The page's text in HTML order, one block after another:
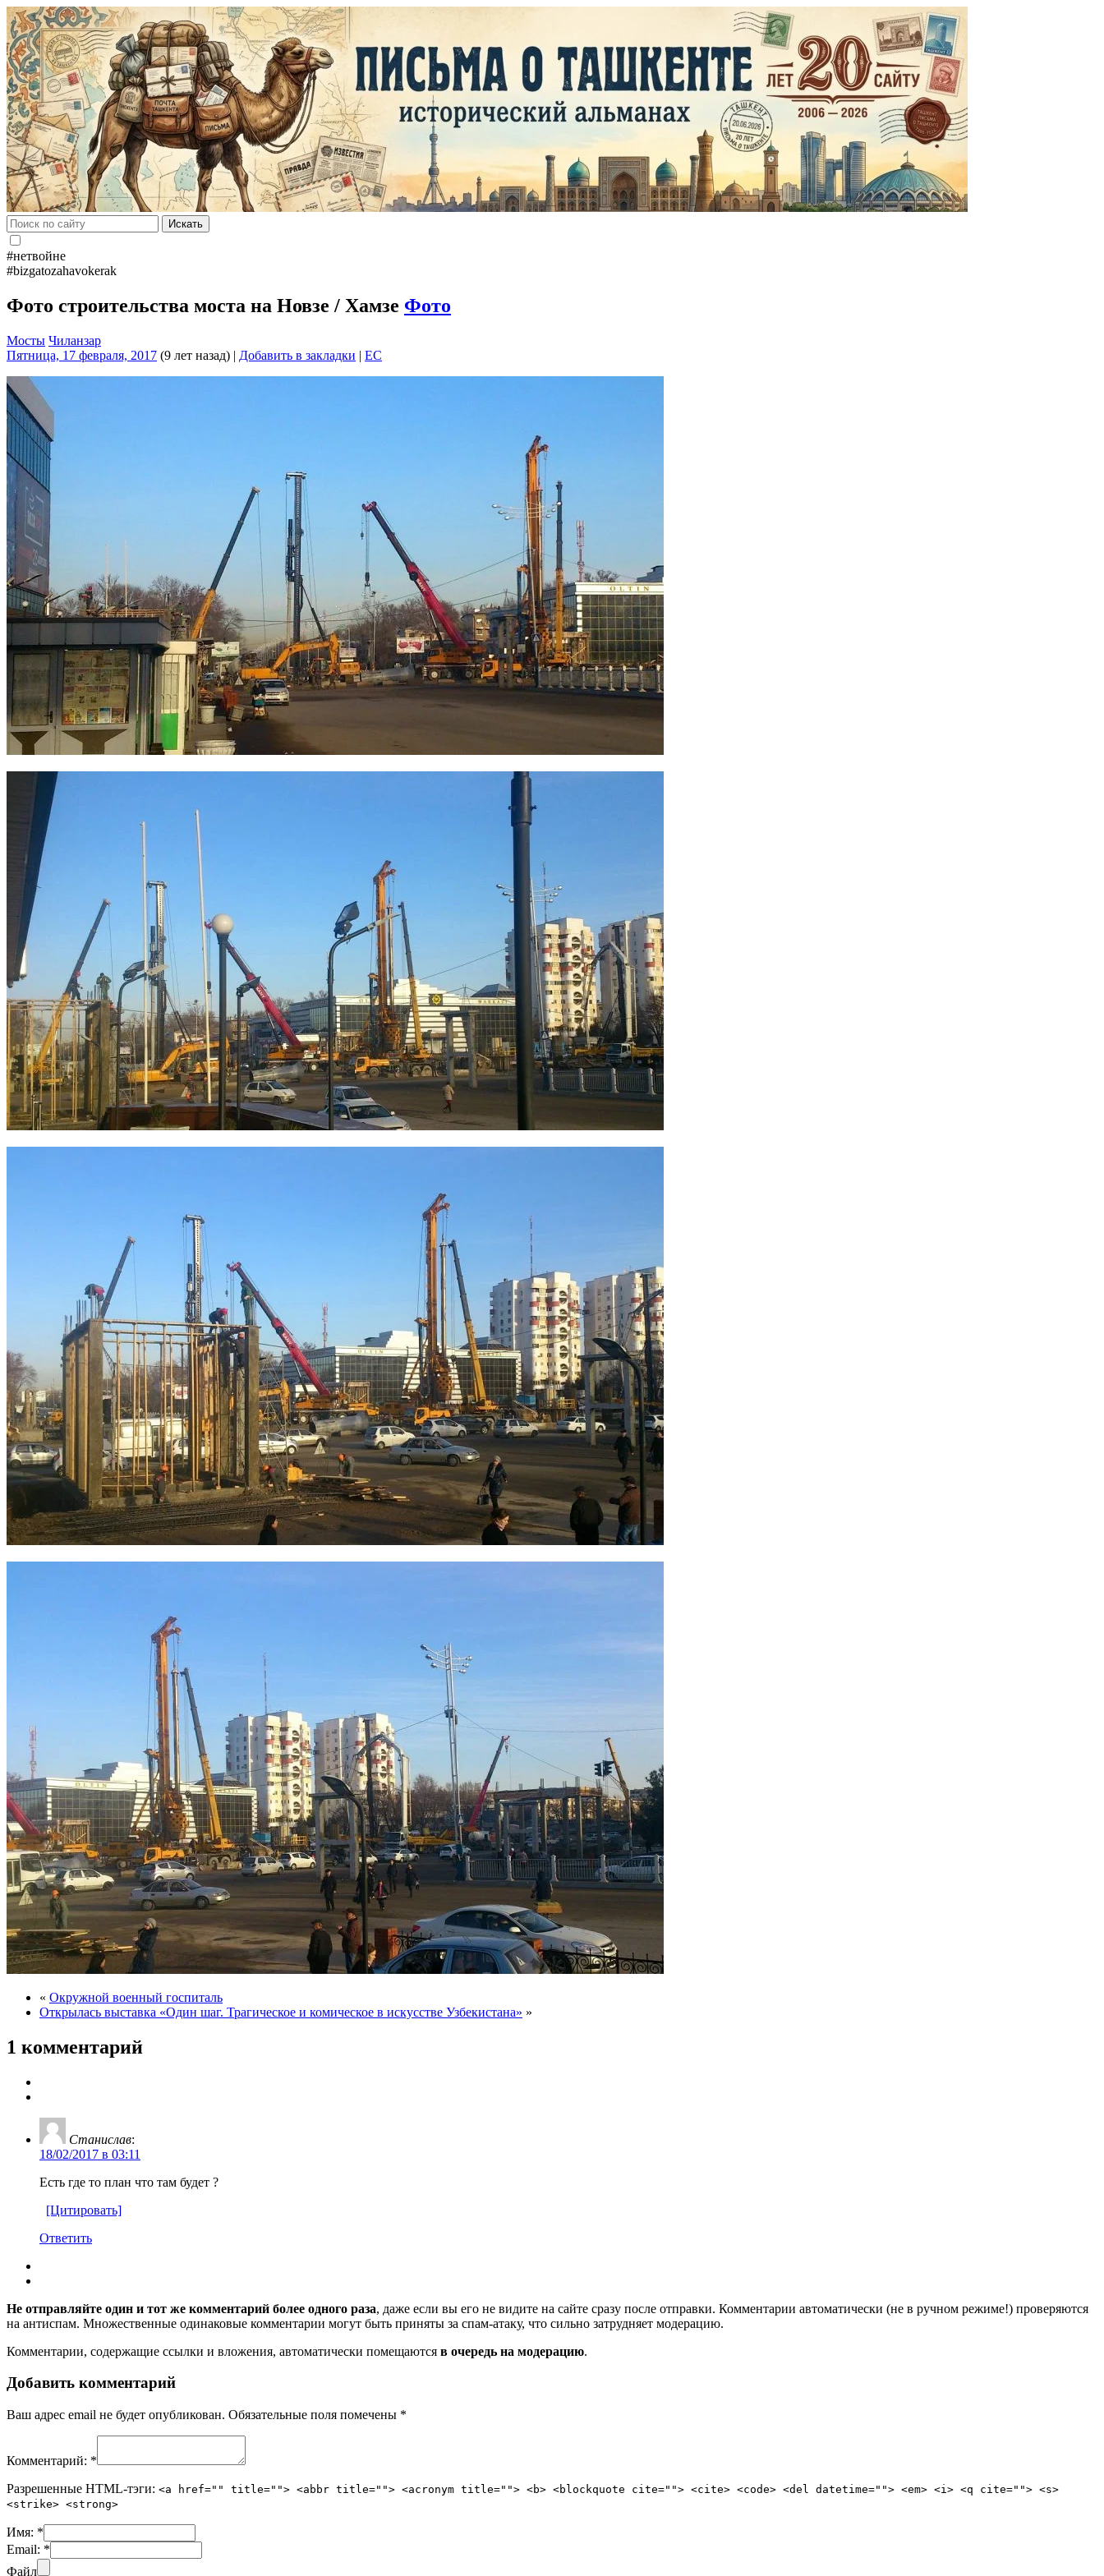
Искать
#нетвойне
#bizgatozahavokerak
Фото строительства моста на Новзе / Хамзе Фото
Мосты Чиланзар
Пятница, 17 февраля, 2017 (9 лет назад) | Добавить в закладки | EC
« Окружной военный госпиталь
Открылась выставка «Один шаг. Трагическое и комическое в искусстве Узбекистана» »
1 комментарий
Станислав:
18/02/2017 в 03:11
Есть где то план что там будет ?
[Цитировать]
Ответить
Не отправляйте один и тот же комментарий более одного раза, даже если вы его не видите на сайте сразу после отправки. Комментарии автоматически (не в ручном режиме!) проверяются
на антиспам. Множественные одинаковые комментарии могут быть приняты за спам-атаку, что сильно затрудняет модерацию.
Комментарии, содержащие ссылки и вложения, автоматически помещаются в очередь на модерацию.
Добавить комментарий
Ваш адрес email не будет опубликован. Обязательные поля помечены *
Комментарий: *
Разрешенные HTML-тэги: <a href="" title=""> <abbr title=""> <acronym title=""> <b> <blockquote cite=""> <cite> <code> <del datetime=""> <em> <i> <q cite=""> <s>
<strike> <strong>
Имя: *
Email: *
Файл